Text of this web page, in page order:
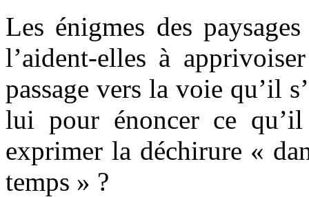
Les énigmes des
l’aident-elles à
passage vers la voie qu’il
lui pour énoncer ce
exprimer la déchirure «
temps » ?